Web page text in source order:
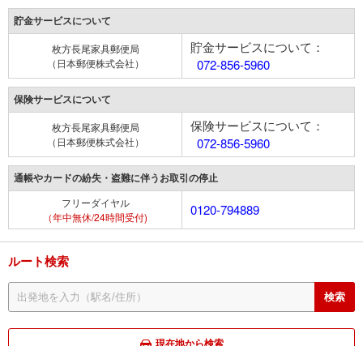
貯金サービスについて
枚方長尾家具郵便局
（日本郵便株式会社）
貯金サービスについて：
072-856-5960
保険サービスについて
枚方長尾家具郵便局
（日本郵便株式会社）
保険サービスについて：
072-856-5960
通帳やカードの紛失・盗難に伴うお取引の停止
フリーダイヤル
（年中無休/24時間受付)
0120-794889
ルート検索
現在地から検索